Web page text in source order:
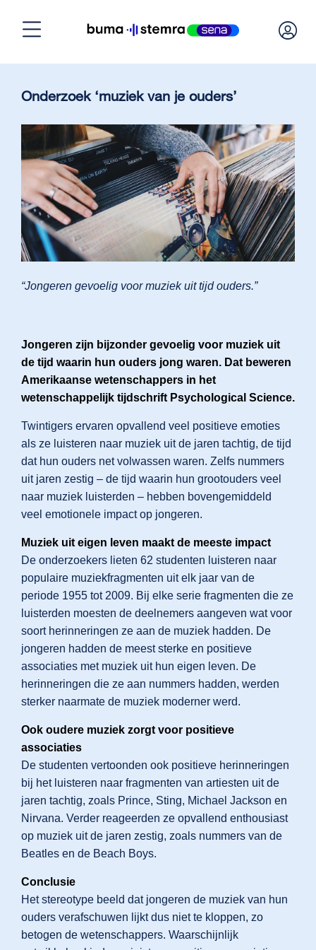
Onderzoek ‘muziek van je ouders’
“Jongeren gevoelig voor muziek uit tijd ouders.”
Jongeren zijn bijzonder gevoelig voor muziek uit
de tijd waarin hun ouders jong waren. Dat beweren
Amerikaanse wetenschappers in het
wetenschappelijk tijdschrift Psychological Science.
Twintigers ervaren opvallend veel positieve emoties
als ze luisteren naar muziek uit de jaren tachtig, de tijd
dat hun ouders net volwassen waren. Zelfs nummers
uit jaren zestig – de tijd waarin hun grootouders veel
naar muziek luisterden – hebben bovengemiddeld
veel emotionele impact op jongeren.
Muziek uit eigen leven maakt de meeste impact
De onderzoekers lieten 62 studenten luisteren naar
populaire muziekfragmenten uit elk jaar van de
periode 1955 tot 2009. Bij elke serie fragmenten die ze
luisterden moesten de deelnemers aangeven wat voor
soort herinneringen ze aan de muziek hadden. De
jongeren hadden de meest sterke en positieve
associaties met muziek uit hun eigen leven. De
herinneringen die ze aan nummers hadden, werden
sterker naarmate de muziek moderner werd.
Ook oudere muziek zorgt voor positieve
associaties
De studenten vertoonden ook positieve herinneringen
bij het luisteren naar fragmenten van artiesten uit de
jaren tachtig, zoals Prince, Sting, Michael Jackson en
Nirvana. Verder reageerden ze opvallend enthousiast
op muziek uit de jaren zestig, zoals nummers van de
Beatles en de Beach Boys.
Conclusie
Het stereotype beeld dat jongeren de muziek van hun
ouders verafschuwen lijkt dus niet te kloppen, zo
betogen de wetenschappers. Waarschijnlijk
Licentie berekenen
Licentie beheren
Over BumaStemra & Sena
Direct licentie afsluiten
Nederlands
Engels